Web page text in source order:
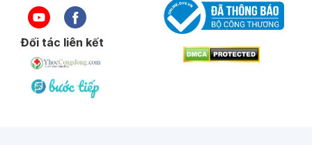
Đối tác liên kết